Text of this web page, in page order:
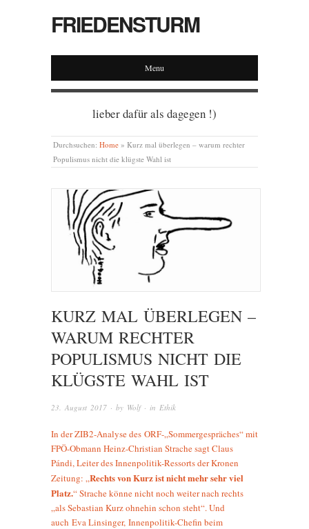
FRIEDENSTURM
Menu
lieber dafür als dagegen !)
Durchsuchen: Home » Kurz mal überlegen – warum rechter
Populismus nicht die klügste Wahl ist
KURZ MAL ÜBERLEGEN –
WARUM RECHTER
POPULISMUS NICHT DIE
KLÜGSTE WAHL IST
23. August 2017 · by Wolf· in Ethik
In der ZIB2-Analyse des ORF-„Sommergespräches“ mit
FPÖ-Obmann Heinz-Christian Strache sagt Claus
Pándi, Leiter des Innenpolitik-Ressorts der Kronen
Zeitung: „Rechts von Kurz ist nicht mehr sehr viel
Platz.“ Strache könne nicht noch weiter nach rechts
„als Sebastian Kurz ohnehin schon steht“. Und
auch Eva Linsinger, Innenpolitik-Chefin beim